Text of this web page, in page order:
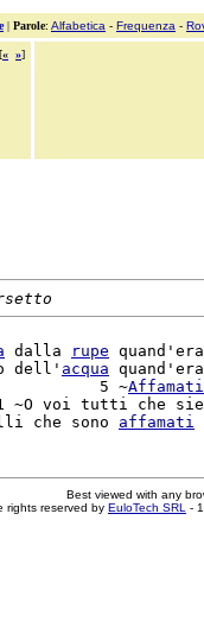
| Parole: Alfabetica - Frequenza -
[« »]
dalla rupe
dell' acqua
5 ~Affamati
voi tutti che
che sono affamati
Best viewed with any
rights reserved by EuloTech SRL -